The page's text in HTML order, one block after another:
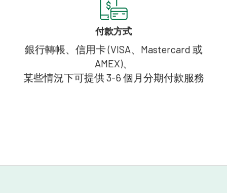
付款方式
銀行轉帳、信用卡 (VISA、Mastercard 或
AMEX)、
某些情況下可提供 3-6 個月分期付款服務